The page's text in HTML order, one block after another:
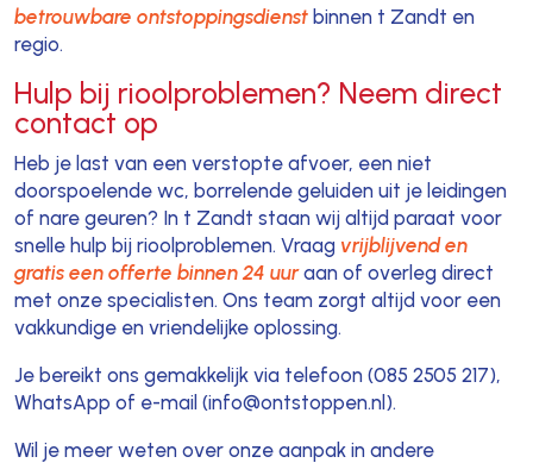
betrouwbare ontstoppingsdienstbinnen t Zandt en
regio.
Hulp bij rioolproblemen? Neem direct
contact op
Heb je last van een verstopte afvoer, een niet
doorspoelende wc, borrelende geluiden uit je leidingen
of nare geuren? In t Zandt staan wij altijd paraat voor
snelle hulp bij rioolproblemen. Vraag vrijblijvend en
gratis een offerte binnen 24 uuraan of overleg direct
met onze specialisten. Ons team zorgt altijd voor een
vakkundige en vriendelijke oplossing.
Je bereikt ons gemakkelijk via telefoon (085 2505 217),
WhatsApp of e-mail (info@ontstoppen.nl).
Wil je meer weten over onze aanpak in andere